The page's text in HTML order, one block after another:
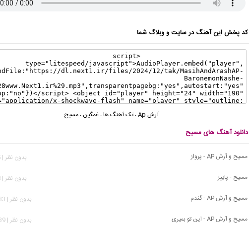
کد پخش این آهنگ در سایت و وبلاگ شما
آرش Ap ،تک آهنگ ها،غمگین ،مسیح
دانلود آهنگ های مسیح
مسیح و آرش AP - پرواز
بدون نظر | 795 بازدید
مسیح - پاییز
بدون نظر | 458 بازدید
مسیح و آرش AP - گندم
بدون نظر | 1,133 بازدید
مسیح و آرش AP - این تو بمیری
بدون نظر | 1,339 بازدید